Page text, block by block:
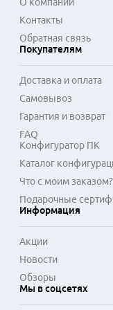
основных
необходимых
Контакты
Обратная связь
Покупателям
Доставка и оплата
Самовывоз
Гарантия и возврат
FAQ
Конфигуратор ПК
Каталог
Что с моим заказом?
Подарочные
Информация
Акции
Новости
Обзоры
Мы в соцсетях